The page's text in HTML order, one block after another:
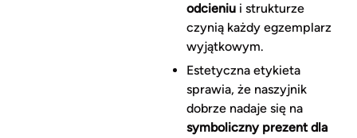
odcieniui strukturze
czynią każdy egzemplarz
wyjątkowym.
Estetyczna etykieta
sprawia, że naszyjnik
dobrze nadaje się na
symboliczny prezent dla